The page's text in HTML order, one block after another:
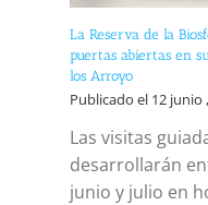
La Reserva de la
puertas abiertas en
los Arroyo
Publicado el 12 junio
Las visitas
desarrollarán
junio y julio en